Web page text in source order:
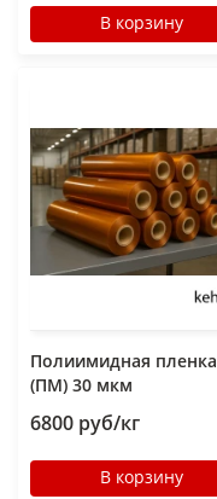
В корзину
Полиимидная пленка
(ПМ) 30 мкм
6800 руб/кг
В корзину